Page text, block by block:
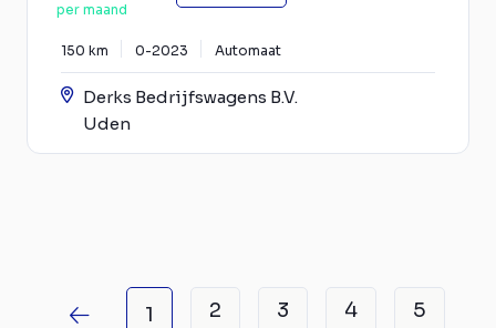
per maand
150 km 0-2023 Automaat
Derks Bedrijfswagens B.V.
Uden
1 2 3 4 5